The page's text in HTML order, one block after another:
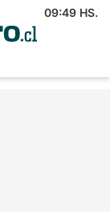
09:49 HS.